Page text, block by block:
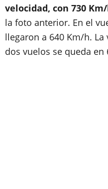
velocidad, con 730
la foto anterior. En el
llegaron a 640 Km/h.
dos vuelos se queda en